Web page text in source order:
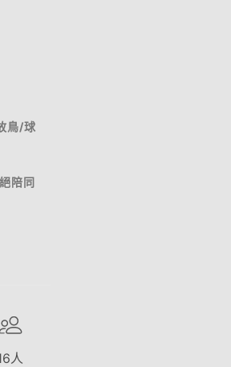
鳥/球
陪同
人